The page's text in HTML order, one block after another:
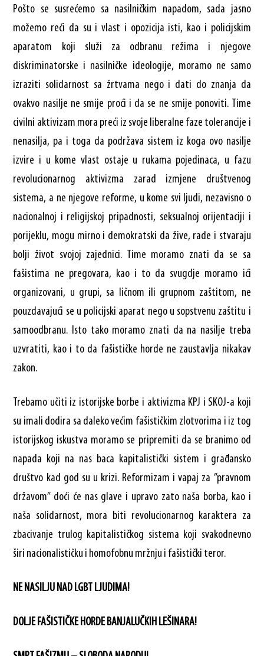
Pošto se susrećemo sa nasilničkim napadom, sada jasno
možemo reći da su i vlast i opozicija isti, kao i policijskim
aparatom koji služi za odbranu režima i njegove
diskriminatorske i nasilničke ideologije, moramo ne samo
izraziti solidarnost sa žrtvama nego i dati do znanja da
ovakvo nasilje ne smije proći i da se ne smije ponoviti. Time
civilni aktivizam mora preći iz svoje liberalne faze tolerancije i
nenasilja, pa i toga da podržava sistem iz koga ovo nasilje
izvire i u kome vlast ostaje u rukama pojedinaca, u fazu
revolucionarnog aktivizma zarad izmjene društvenog
sistema, a ne njegove reforme, u kome svi ljudi, nezavisno o
nacionalnoj i religijskoj pripadnosti, seksualnoj orijentaciji i
porijeklu, mogu mirno i demokratski da žive, rade i stvaraju
bolji život svojoj zajednici. Time moramo znati da se sa
fašistima ne pregovara, kao i to da svugdje moramo ići
organizovani, u grupi, sa ličnom ili grupnom zaštitom, ne
pouzdavajući se u policijski aparat nego u sopstvenu zaštitu i
samoodbranu. Isto tako moramo znati da na nasilje treba
uzvratiti, kao i to da fašističke horde ne zaustavlja nikakav
zakon.
Trebamo učiti iz istorijske borbe i aktivizma KPJ i SKOJ-a koji
su imali dodira sa daleko većim fašističkim zlotvorima i iz tog
istorijskog iskustva moramo se pripremiti da se branimo od
napada koji na nas baca kapitalistički sistem i građansko
društvo kad god su u krizi. Reformizam i vapaj za ”pravnom
državom” doći će nas glave i upravo zato naša borba, kao i
naša solidarnost, mora biti revolucionarnog karaktera za
zbacivanje trulog kapitalističkog sistema koji svakodnevno
širi nacionalističku i homofobnu mržnju i fašistički teror.
NE NASILJU NAD LGBT LJUDIMA!
DOLJE FAŠISTIČKE HORDE BANJALUČKIH LEŠINARA!